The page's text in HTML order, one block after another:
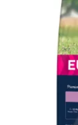
produktsiden